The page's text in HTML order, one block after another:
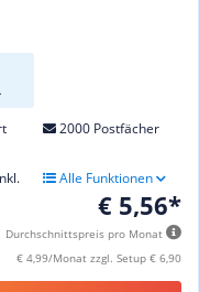
2000 Postfächer
Alle Funktionen
€ 5,56*
Durchschnittspreis pro Monat
€ 4,99/Monat zzgl. Setup € 6,90